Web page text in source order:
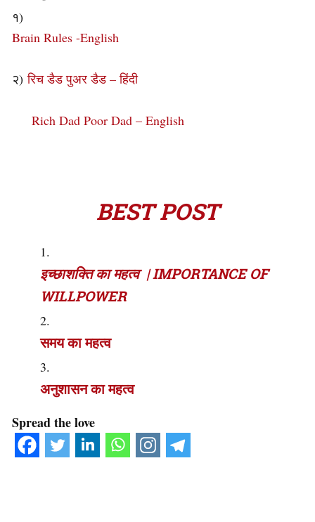
१)
Brain Rules -English
२)रिच डैड पुअर डैड – हिंदी
Rich Dad Poor Dad – English
BEST POST
इच्छाशक्ति का महत्व | IMPORTANCE OF
WILLPOWER
समय का महत्व
अनुशासन का महत्व
Spread the love